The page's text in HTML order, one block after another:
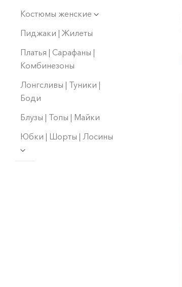
Костюмы женские
Пиджаки | Жилеты
Платья | Сарафаны |
Комбинезоны
Лонгсливы | Туники |
Боди
Блузы | Топы | Майки
Юбки | Шорты | Лосины